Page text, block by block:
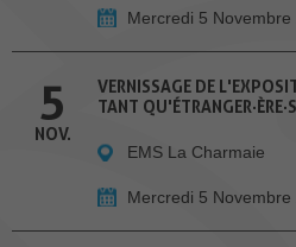
Mercredi 5
5
NOV.
VERNISSAGE DE
TANT QU'ÉTRANGER·ÈRE·S
EMS La Charmaie
Mercredi 5